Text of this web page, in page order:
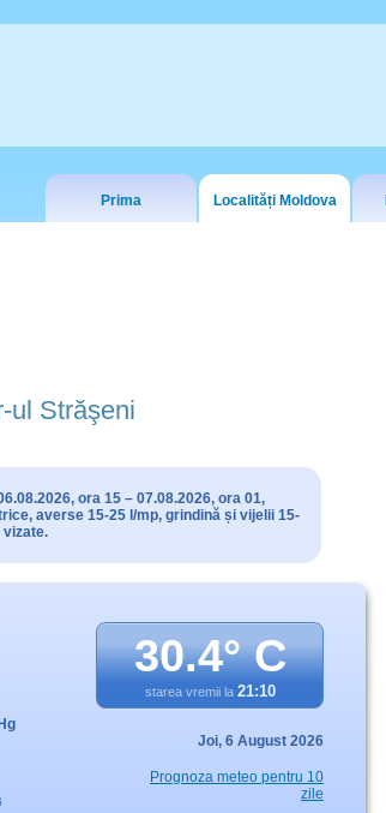
Prima Localități Moldova
ul Străşeni
ora 15 – 07.08.2026, ora 01,
averse 15-25 l/mp, grindină și vijelii 15-
vizate.
30.4° C
starea vremii la 21:10
Joi, 6 August 2026
Prognoza meteo pentru 10
zile